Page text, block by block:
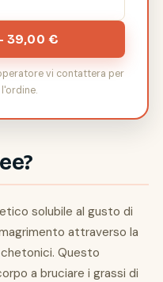
39,00 €
vi contattera per
solubile al gusto di
attraverso la
Questo
a bruciare i grassi di